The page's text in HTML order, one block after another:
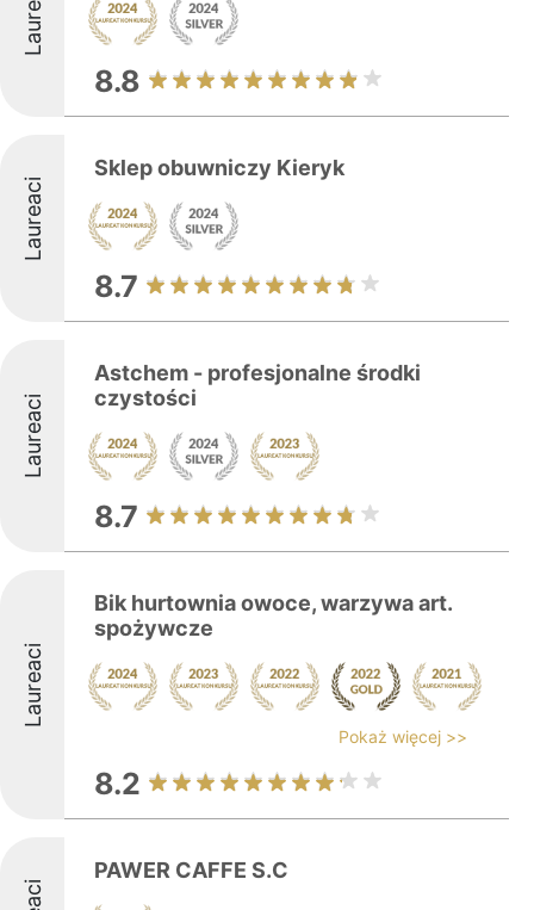
8.8
Laureaci
Sklep obuwniczy Kieryk
8.7
Laureaci
Astchem - profesjonalne środki
czystości
8.7
Laureaci
Bik hurtownia owoce, warzywa art.
spożywcze
Pokaż więcej >>
8.2
PAWER CAFFE S.C